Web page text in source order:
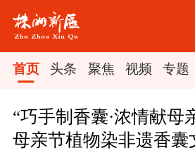
首页 头条 聚焦 视频 专题
“巧手制香囊·浓情献
母亲节植物染非遗香囊